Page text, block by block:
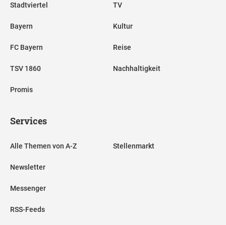
Stadtviertel
Bayern
FC Bayern
TSV 1860
Promis
TV
Kultur
Reise
Nachhaltigkeit
Services
Alle Themen von A-Z
Newsletter
Messenger
RSS-Feeds
Stellenmarkt